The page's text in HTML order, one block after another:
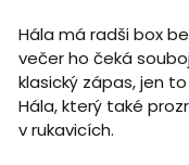
Hála má radši box
večer ho čeká
klasický zápas, jen
Hála, který také
v rukavicích.